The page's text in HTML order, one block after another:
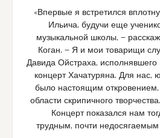
«Впервые я встретился
Ильича, будучи еще
музыкальной школы, —
Коган. — Я и мои товарищи
Давида Ойстраха,
концерт Хачатуряна. Для нас,
было настоящим
области скрипичного
Концерт показался нам
трудным, почти